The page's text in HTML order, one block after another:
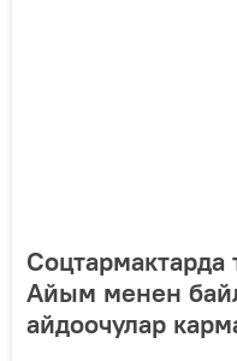
Соцтармактарда
Айым менен
айдоочулар